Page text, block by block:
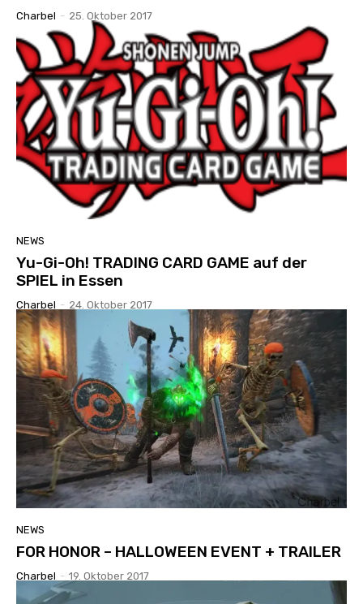
Charbel - 25. Oktober 2017
NEWS
Yu-Gi-Oh! TRADING CARD GAME auf der
SPIEL in Essen
Charbel - 24. Oktober 2017
NEWS
FOR HONOR – HALLOWEEN EVENT + TRAILER
Charbel - 19. Oktober 2017